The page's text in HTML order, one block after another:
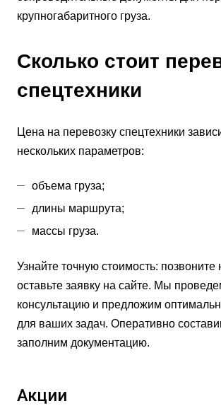
крупногабаритного груза.
Сколько стоит
спецтехники
Цена на перевозку спецтехники
нескольких параметров:
объема груза;
длины маршрута;
массы груза.
Узнайте точную стоимость: позвоните
оставьте заявку на сайте. Мы
консультацию и предложим
для ваших задач. Оперативно
заполним документацию.
Акции